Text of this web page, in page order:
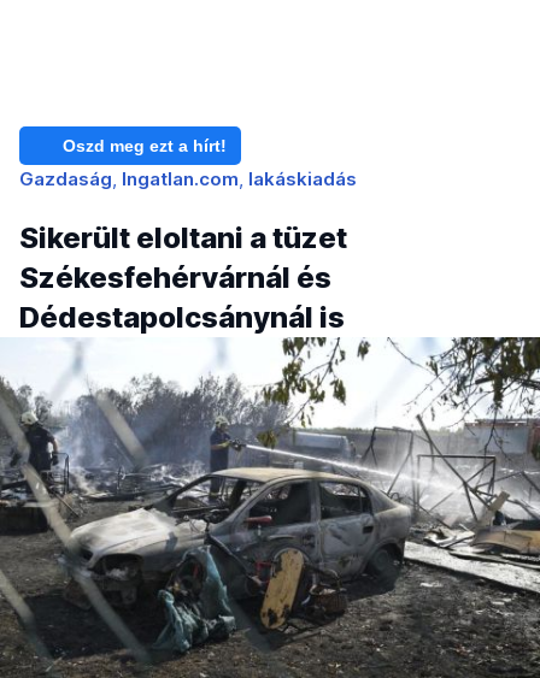
Oszd meg ezt a hírt!
Gazdaság Ingatlan.com lakáskiadás
Sikerült eloltani a tüzet
Székesfehérvárnál és
Dédestapolcsánynál is